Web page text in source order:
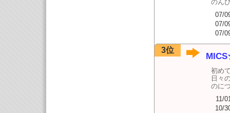
のん
07/
07/
07/
3位
初め
日々
のに
11/
10/